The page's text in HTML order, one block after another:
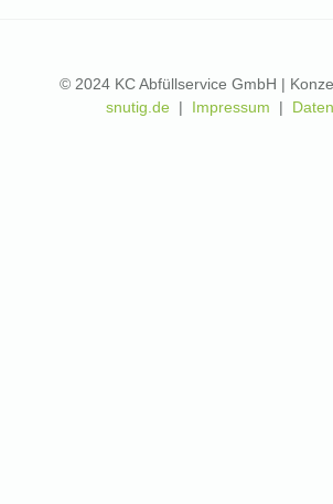
© 2024 KC Abfüllservice GmbH |
snutig.de | Impressum |